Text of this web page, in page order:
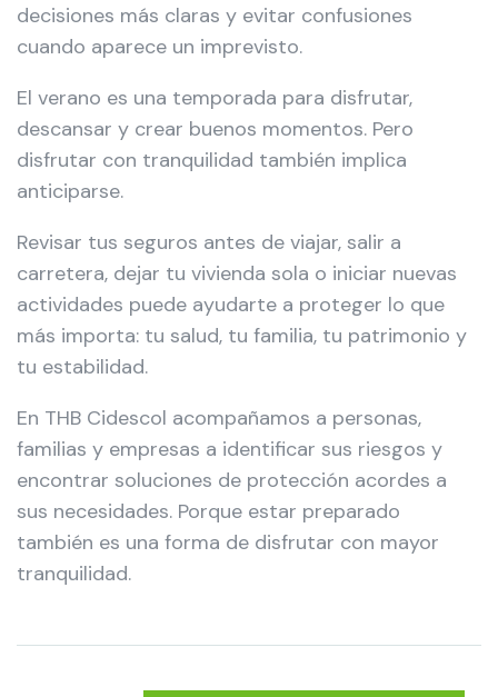
decisiones más claras y evitar confusiones
cuando aparece un imprevisto.
El verano es una temporada para disfrutar,
descansar y crear buenos momentos. Pero
disfrutar con tranquilidad también implica
anticiparse.
Revisar tus seguros antes de viajar, salir a
carretera, dejar tu vivienda sola o iniciar nuevas
actividades puede ayudarte a proteger lo que
más importa: tu salud, tu familia, tu patrimonio y
tu estabilidad.
En THB Cidescol acompañamos a personas,
familias y empresas a identificar sus riesgos y
encontrar soluciones de protección acordes a
sus necesidades. Porque estar preparado
también es una forma de disfrutar con mayor
tranquilidad.